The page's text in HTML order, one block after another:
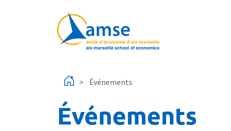
Événements
Événements